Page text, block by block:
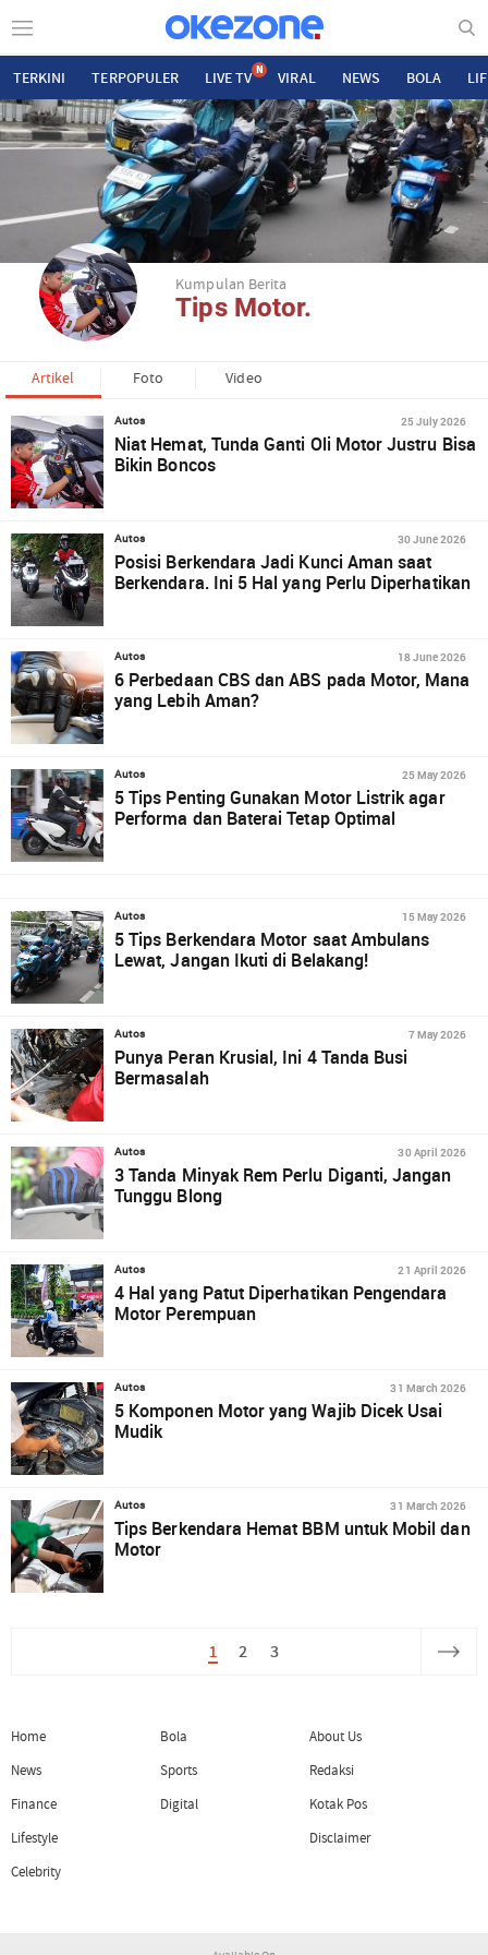
TERKINI TERPOPULER LIVE TV N VIRAL NEWS BOLA
Kumpulan Berita
Tips Motor.
Artikel Foto Video
Autos 25 July 2026
Niat Hemat, Tunda Ganti Oli Motor Justru Bisa
Bikin Boncos
Autos 30 June 2026
Posisi Berkendara Jadi Kunci Aman saat
Berkendara. Ini 5 Hal yang Perlu Diperhatikan
Autos 18 June 2026
6 Perbedaan CBS dan ABS pada Motor, Mana
yang Lebih Aman?
Autos 25 May 2026
5 Tips Penting Gunakan Motor Listrik agar
Performa dan Baterai Tetap Optimal
Autos 15 May 2026
5 Tips Berkendara Motor saat Ambulans
Lewat, Jangan Ikuti di Belakang!
Autos 7 May 2026
Punya Peran Krusial, Ini 4 Tanda Busi
Bermasalah
Autos 30 April 2026
3 Tanda Minyak Rem Perlu Diganti, Jangan
Tunggu Blong
Autos 21 April 2026
4 Hal yang Patut Diperhatikan Pengendara
Motor Perempuan
Autos 31 March 2026
5 Komponen Motor yang Wajib Dicek Usai
Mudik
Autos 31 March 2026
Tips Berkendara Hemat BBM untuk Mobil dan
Motor
1 2 3
Home
News
Finance
Lifestyle
Celebrity
Bola
Sports
Digital
About Us
Redaksi
Kotak Pos
Disclaimer